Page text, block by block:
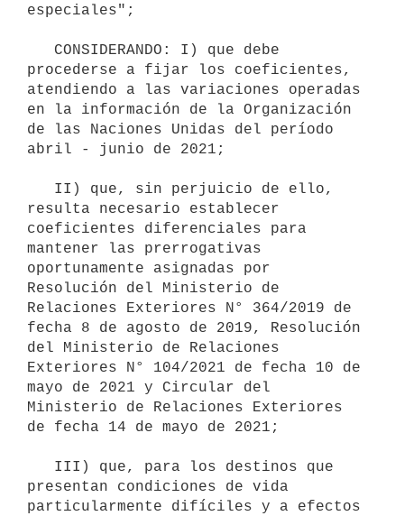
especiales";
procederse a fijar los coeficientes,
atendiendo a las variaciones operadas
en la información de la Organización
de las Naciones Unidas del período
abril - junio de 2021;
resulta necesario establecer
coeficientes diferenciales para
mantener las prerrogativas
oportunamente asignadas por
Resolución del Ministerio de
Relaciones Exteriores N° 364/2019 de
fecha 8 de agosto de 2019, Resolución
del Ministerio de Relaciones
Exteriores N° 104/2021 de fecha 10 de
mayo de 2021 y Circular del
Ministerio de Relaciones Exteriores
de fecha 14 de mayo de 2021;
presentan condiciones de vida
particularmente difíciles y a efectos